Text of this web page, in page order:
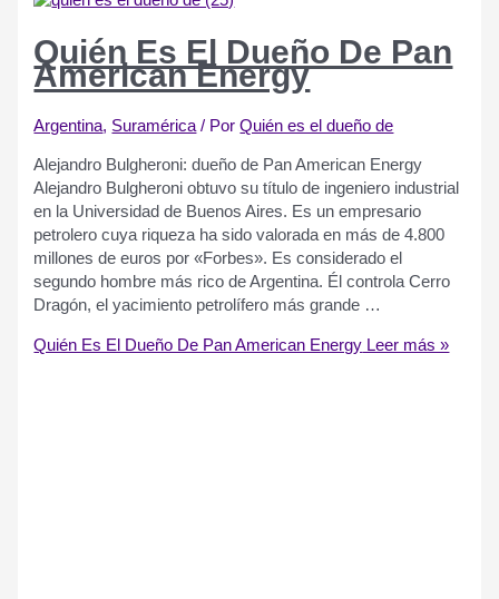
Quién Es El Dueño De Pan
American Energy
Argentina, Suramérica​​ / PorQuién es el dueño de
Alejandro Bulgheroni: dueño de Pan American Energy
Alejandro Bulgheroni obtuvo su título de ingeniero industrial
en la Universidad de Buenos Aires. Es un empresario
petrolero cuya riqueza ha sido valorada en más de 4.800
millones de euros por «Forbes». Es considerado el
segundo hombre más rico de Argentina. Él controla Cerro
Dragón, el yacimiento petrolífero más grande …
Quién Es El Dueño De Pan American Energy Leer más »